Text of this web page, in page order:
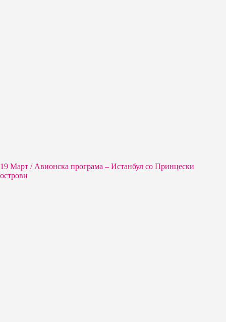
19 Март / Aвионска програма – Истанбул со Принцески
острови